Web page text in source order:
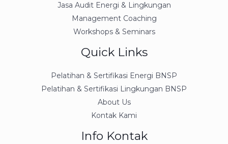
Jasa Audit Energi & Lingkungan
Management Coaching
Workshops & Seminars
Quick Links
Pelatihan & Sertifikasi Energi BNSP
Pelatihan & Sertifikasi Lingkungan BNSP
About Us
Kontak Kami
Info Kontak